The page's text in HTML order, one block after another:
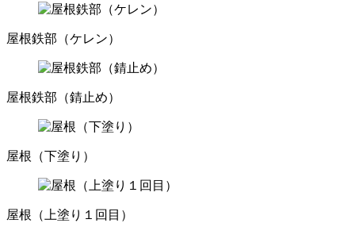
屋根鉄部（ケレン）
屋根鉄部（錆止め）
屋根（下塗り）
屋根（上塗り１回目）